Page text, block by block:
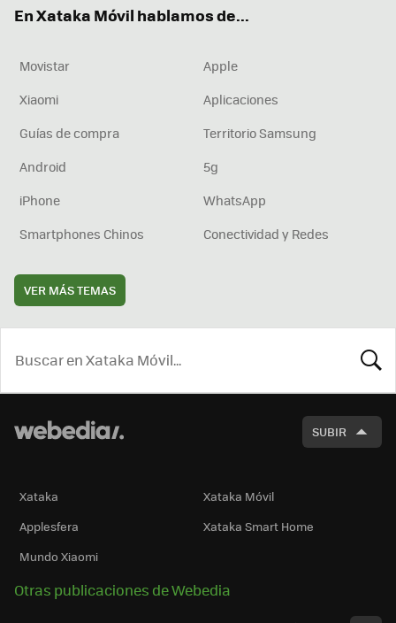
En Xataka Móvil hablamos de...
Movistar
Apple
Xiaomi
Aplicaciones
Guías de compra
Territorio Samsung
Android
5g
iPhone
WhatsApp
Smartphones Chinos
Conectividad y Redes
VER MÁS TEMAS
SUBIR
Xataka
Xataka Móvil
Applesfera
Xataka Smart Home
Mundo Xiaomi
Otras publicaciones de Webedia